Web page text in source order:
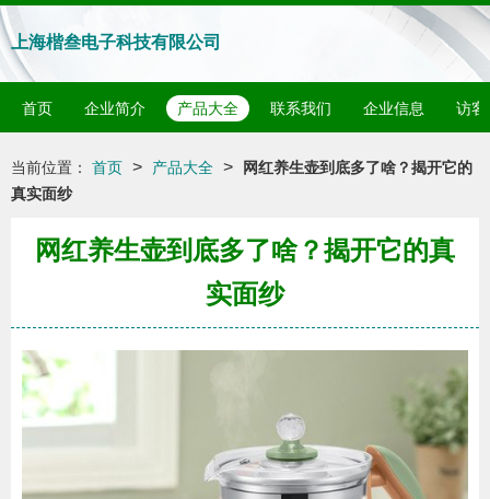
上海楷叁电子科技有限公司
首页 企业简介 产品大全 联系我们 企业信息 访客
当前位置： 首页 > 产品大全 >
网红养生壶到底多了啥？揭开它的
真实面纱
网红养生壶到底多了啥？揭开它的真
实面纱